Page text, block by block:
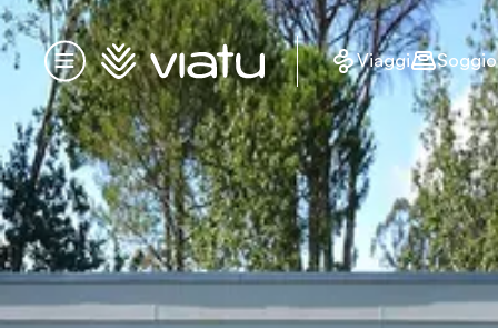
Menu
Homepage Viaggi